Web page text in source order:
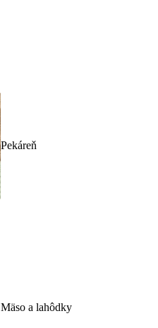
Pekáreň
Mäso a lahôdky